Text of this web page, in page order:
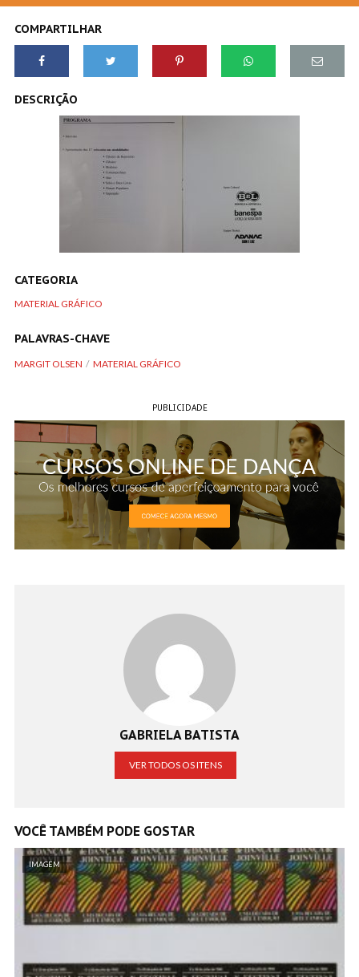
COMPARTILHAR
DESCRIÇÃO
CATEGORIA
MATERIAL GRÁFICO
PALAVRAS-CHAVE
MARGIT OLSEN MATERIAL GRÁFICO
PUBLICIDADE
GABRIELA BATISTA
VER TODOS OS ITENS
VOCÊ TAMBÉM PODE GOSTAR
IMAGEM